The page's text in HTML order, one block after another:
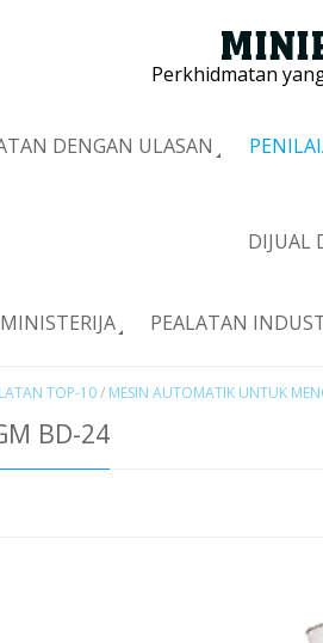
Perkhidmatan
DENGAN ULASAN
DIJUAL
PEALATAN
TOP-10/ MESIN AUTOMATIK UNTUK
BD-24